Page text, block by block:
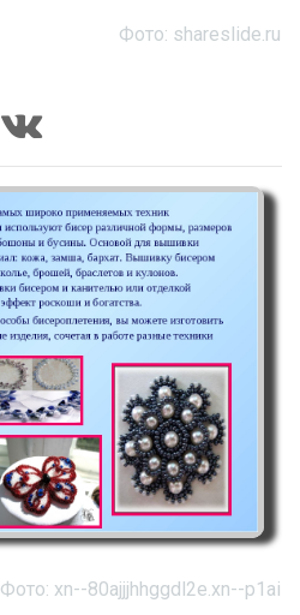
Фото: shareslide.ru
Фото: xn--80ajjjhhggdl2e.xn--p1ai